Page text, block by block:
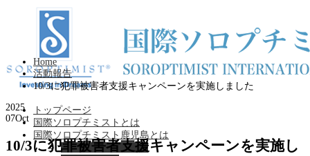
トップページ
国際ソロプチミストとは
国際ソロプチミスト鹿児島とは
パストガバナー紹介
Home
活動報告
10/3に犯罪被害者支援キャンペーンを実施しました
2025
07Oct
10/3に犯罪被害者支援キャンペーンを実施し